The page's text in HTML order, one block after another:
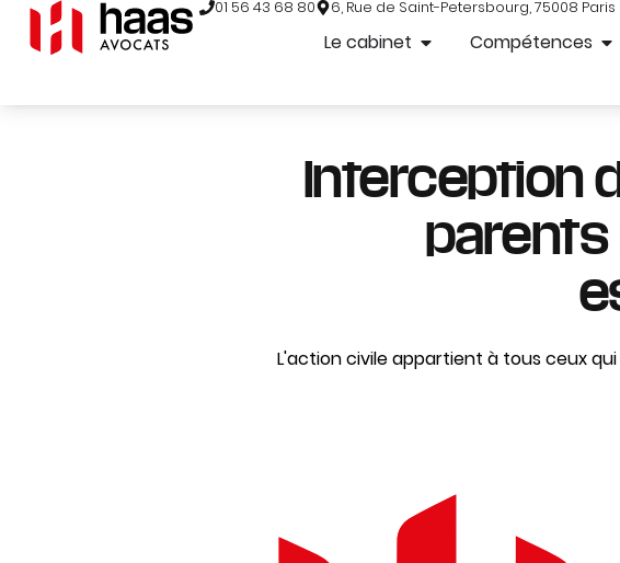
01 56 43 68 80 6, Rue de Saint-Petersbourg, 75008 Paris
Le cabinet Compétences
Interception
parents
L'action civile appartient à tous ceux